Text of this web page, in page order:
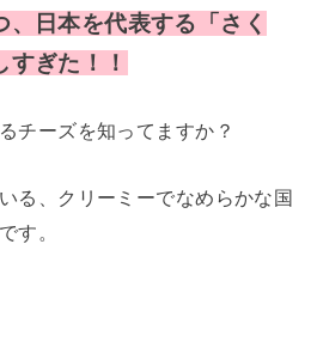
日本を代表する「さく
すぎた！！
チーズを知ってますか？
る、クリーミーでなめらかな国
す。